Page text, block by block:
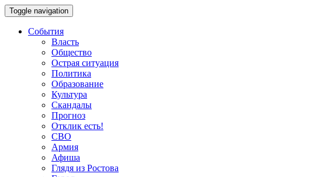
Toggle navigation
События
Власть
Общество
Острая ситуация
Политика
Образование
Культура
Скандалы
Прогноз
Отклик есть!
СВО
Армия
Афиша
Глядя из Ростова